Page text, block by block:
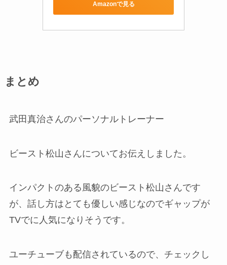
Amazonで見る
まとめ
武田真治さんのパーソナルトレーナー
ビースト松山さんについてお伝えしました。
インパクトのある風貌のビースト松山さんです
が、話し方はとても優しい感じなのでギャップが
TVでに人気になりそうです。
ユーチューブも配信されているので、チェックし